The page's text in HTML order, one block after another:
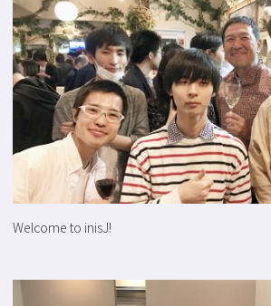
Welcome to inisJ!